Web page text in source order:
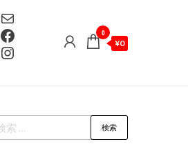
Mail
Facebook
Instagram
0
¥0
検索